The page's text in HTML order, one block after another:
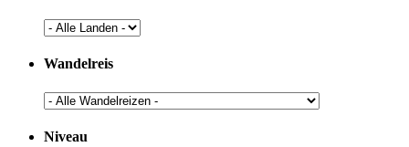
Wandelreis
Niveau